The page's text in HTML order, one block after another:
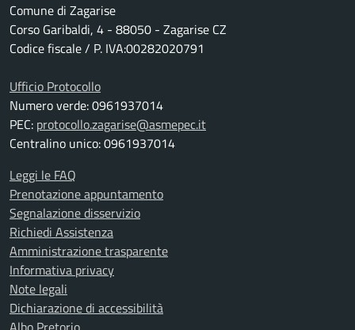
Comune di Zagarise
Corso Garibaldi, 4 - 88050 - Zagarise CZ
Codice fiscale / P. IVA:00282020791
Ufficio Protocollo
Numero verde: 0961937014
PEC: protocollo.zagarise@asmepec.it
Centralino unico: 0961937014
Leggi le FAQ
Prenotazione appuntamento
Segnalazione disservizio
Richiedi Assistenza
Amministrazione trasparente
Informativa privacy
Note legali
Dichiarazione di accessibilità